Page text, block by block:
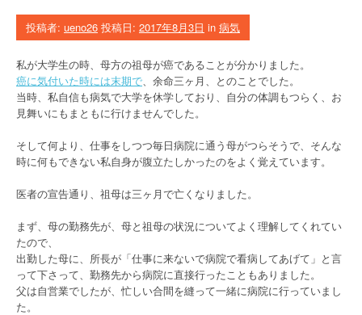
投稿者: ueno26 投稿日: 2017年8月3日 in 病気
私が大学生の時、母方の祖母が癌であることが分かりました。
癌に気付いた時には末期で、余命三ヶ月、とのことでした。
当時、私自信も病気で大学を休学しており、自分の体調もつらく、お
見舞いにもまともに行けませんでした。
そして何より、仕事をしつつ毎日病院に通う母がつらそうで、そんな
時に何もできない私自身が腹立たしかったのをよく覚えています。
医者の宣告通り、祖母は三ヶ月で亡くなりました。
まず、母の勤務先が、母と祖母の状況についてよく理解してくれてい
たので、
出勤した母に、所長が「仕事に来ないで病院で看病してあげて」と言
って下さって、勤務先から病院に直接行ったこともありました。
父は自営業でしたが、忙しい合間を縫って一緒に病院に行っていまし
た。